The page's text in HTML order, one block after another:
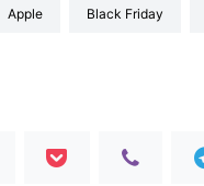
Apple Black Friday